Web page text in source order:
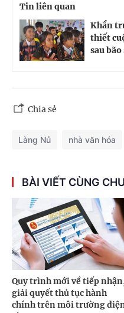
Tin liên quan
Khẩn
thiết
sau bão
Chia sẻ
Làng Nủ nhà văn hóa
BÀI VIẾT CÙNG
Quy trình mới về tiếp
giải quyết thủ tục hành
chính trên môi trường